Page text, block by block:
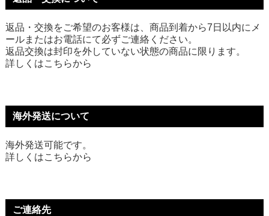
返品・交換をご希望のお客様は、商品到着から7日以内にメ
ールまたはお電話にて必ずご連絡ください。
返品交換は封印を外していない状態の商品に限ります。
詳しくはこちらから
海外発送について
海外発送可能です。
詳しくはこちらから
ご連絡先